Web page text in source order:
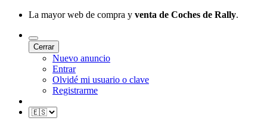
La mayor web de compra y venta de Coches de Rally.
Cerrar
Nuevo anuncio
Entrar
Olvidé mi usuario o clave
Registrarme